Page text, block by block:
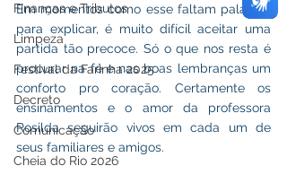
Finanças e Tributos
Limpeza
Festival da Farinha 2025
Decreto
Comunicação
Cheia do Rio 2026
Em momentos como esse faltam palavras
para explicar, é muito difícil aceitar uma
partida tão precoce. Só o que nos resta é
procurar na fé e nas boas lembranças um
conforto pro coração. Certamente os
ensinamentos e o amor da professora
Rosilda seguirão vivos em cada um de
seus familiares e amigos.